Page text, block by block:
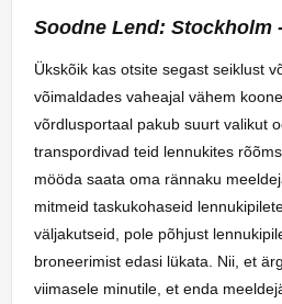
Soodne Lend: Stockholm
Ükskõik kas otsite segast seiklust
võimaldades vaheajal vähem
võrdlusportaal pakub suurt valikut
transpordivad teid lennukites
mööda saata oma rännaku
mitmeid taskukohaseid
väljakutseid, pole põhjust
broneerimist edasi lükata. Nii, et
viimasele minutile, et enda